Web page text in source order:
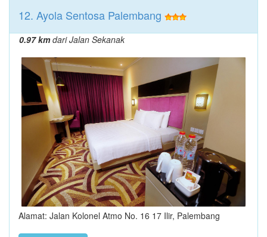
12. Ayola Sentosa Palembang
0.97 kmdari Jalan Sekanak
Alamat: Jalan Kolonel Atmo No. 16 17 Ilir, Palembang